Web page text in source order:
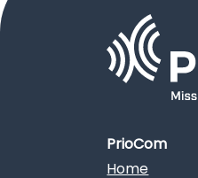
PrioCom
Home